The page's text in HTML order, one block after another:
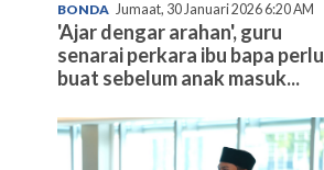
BONDA Jumaat, 30 Januari 2026 6:20 AM
'Ajar dengar arahan', guru
senarai perkara ibu bapa perlu
buat sebelum anak masuk...